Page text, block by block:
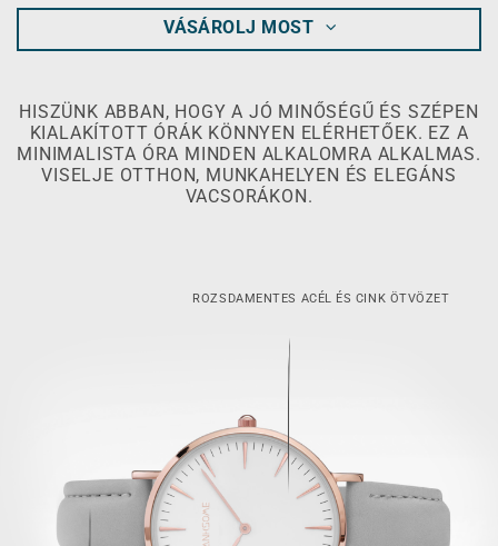
VÁSÁROLJ MOST
HISZÜNK ABBAN, HOGY A JÓ MINŐSÉGŰ ÉS SZÉPEN
KIALAKÍTOTT ÓRÁK KÖNNYEN ELÉRHETŐEK. EZ A
MINIMALISTA ÓRA MINDEN ALKALOMRA ALKALMAS.
VISELJE OTTHON, MUNKAHELYEN ÉS ELEGÁNS
VACSORÁKON.
ROZSDAMENTES ACÉL ÉS CINK ÖTVÖZET